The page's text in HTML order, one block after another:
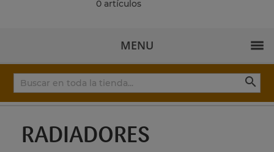
0 artículos
MENU

RADIADORES